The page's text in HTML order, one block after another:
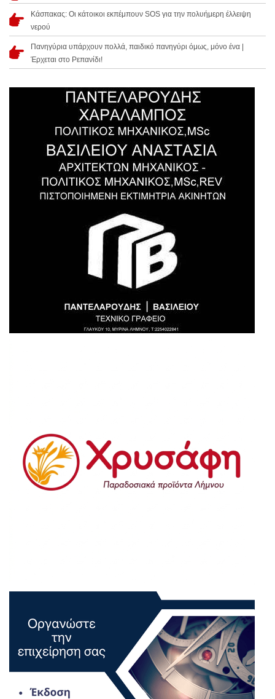
Κάσπακας: Οι κάτοικοι εκπέμπουν SOS για την πολυήμερη έλλειψη
νερού
Πανηγύρια υπάρχουν πολλά, παιδικό πανηγύρι όμως, μόνο ένα |
Έρχεται στο Ρεπανίδι!